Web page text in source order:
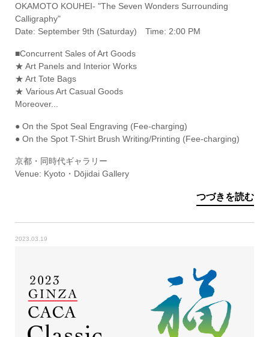
OKAMOTO KOUHEI- "The Seven Wonders Surrounding
Calligraphy"
Date: September 9th (Saturday) Time: 2:00 PM
■Concurrent Sales of Art Goods
★ Art Panels and Interior Works
★ Art Tote Bags
★ Various Art Casual Goods
Moreover...
● On the Spot Seal Engraving (Fee-charging)
● On the Spot T-Shirt Brush Writing/Printing (Fee-charging)
京都・同時代ギャラリー
Venue: Kyoto・Dōjidai Gallery
つづきを読む
2023.03.19